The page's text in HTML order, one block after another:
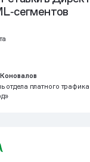
отдела платного трафика